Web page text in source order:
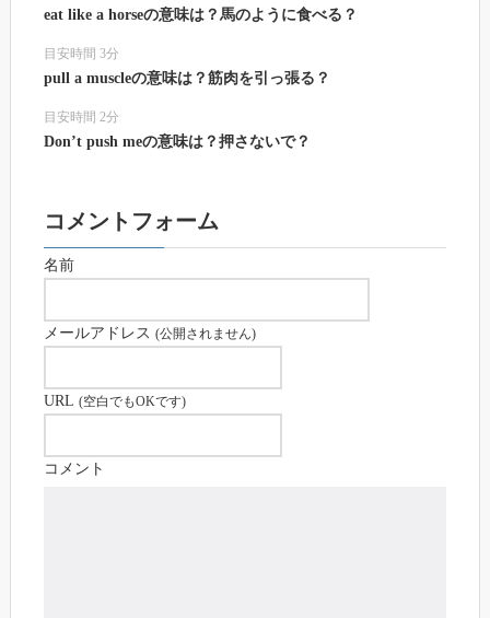
eat like a horseの意味は？馬のように食べる？
目安時間 3分
pull a muscleの意味は？筋肉を引っ張る？
目安時間 2分
Don’t push meの意味は？押さないで？
コメントフォーム
名前
メールアドレス (公開されません)
URL (空白でもOKです)
コメント